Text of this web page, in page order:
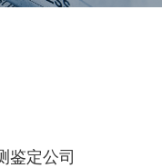
鉴定公司